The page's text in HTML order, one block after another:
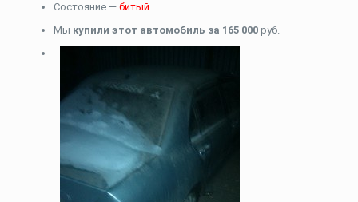
Состояние — битый.
Мы купили этот автомобиль за 165 000руб.